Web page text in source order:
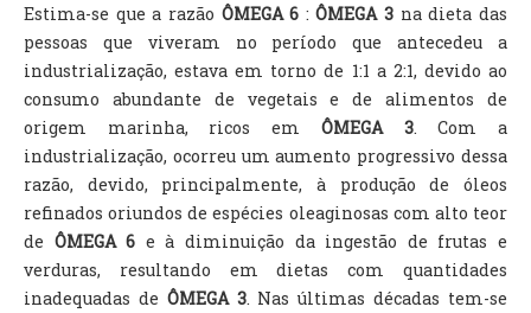
Estima-se que a razão ÔMEGA 6 :ÔMEGA 3 na dieta das
pessoas que viveram no período que antecedeu a
industrialização, estava em torno de 1:1 a 2:1, devido ao
consumo abundante de vegetais e de alimentos de
origem marinha, ricos em ÔMEGA 3. Com a
industrialização, ocorreu um aumento progressivo dessa
razão, devido, principalmente, à produção de óleos
refinados oriundos de espécies oleaginosas com alto teor
de ÔMEGA 6 e à diminuição da ingestão de frutas e
verduras, resultando em dietas com quantidades
inadequadas de ÔMEGA 3. Nas últimas décadas tem-se